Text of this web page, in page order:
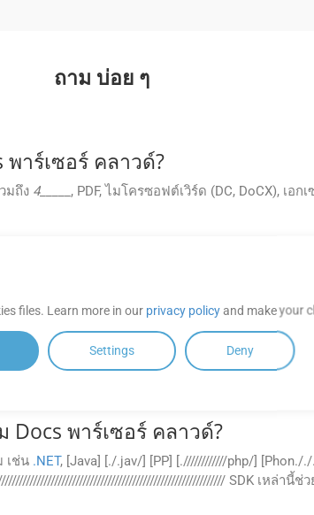
ถาม บ่อย ๆ
าร์เซอร์ คลาวด์?
มถึง 4_____, PDF, ไมโครซอฟต์เวิร์ด (DC, DoCX), เอก
สาร?
ๆ ของเอกสารได้ รวมทั้ง
_______. ข้อมูลกํากับภา
กถูกใช้เพื่อระบุผลิตภัณฑ์พื้นฐาน ในขณะที่รหัส QR.
พาร์เซอร์ คลาวด์?
เช่น .NET, [Java] [./.jav/] [PP] [.////////////php/]
SDK เหล่า
files. Learn more in our privacy policyand make your
Settings Deny